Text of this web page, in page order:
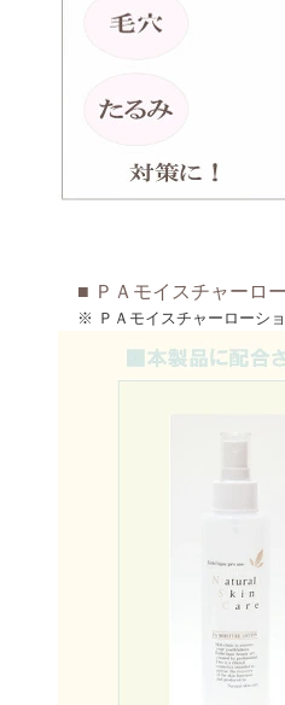
■ ＰＡモイスチャーロ
※ ＰＡモイスチャーローシ